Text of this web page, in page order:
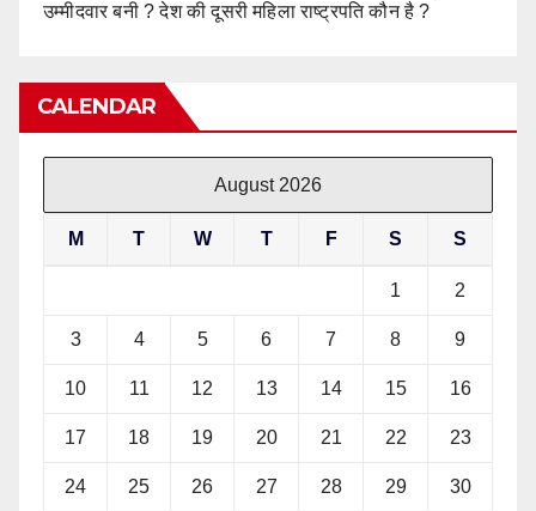
उम्मीदवार बनी ? देश की दूसरी महिला राष्ट्रपति कौन है ?
CALENDAR
August 2026
M T W T F S S
1 2
3 4 5 6 7 8 9
10 11 12 13 14 15 16
17 18 19 20 21 22 23
24 25 26 27 28 29 30